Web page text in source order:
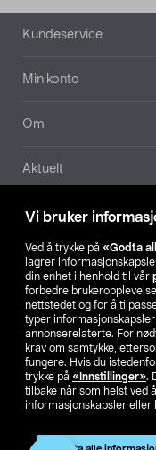
Vi bruker
Ved å trykke på «Godta
lagrer
din enhet i henhold til vår
forbedre
nettstedet og for å
typer
annonserelaterte. For
krav om samtykke,
fungere. Hvis du
trykke på «Innstillinger».
tilbake når som helst ved
informasjonskapsler eller
Bunntekst
Kundeservice
Min konto
Om
Aktuelt
Våre selskaper